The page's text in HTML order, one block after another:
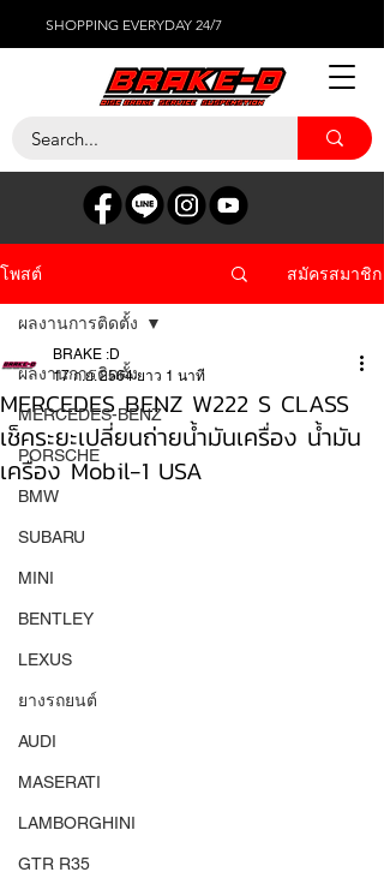
SHOPPING EVERYDAY 24/7
โพสต์ สมัครสมาชิก
ผลงานการติดตั้ง
MERCEDES-BENZ
PORSCHE
BMW
SUBARU
MINI
BENTLEY
LEXUS
ยางรถยนต์
AUDI
MASERATI
LAMBORGHINI
GTR R35
ผลงานการติดตั้ง
MERCEDES BENZ W222 S CLASS
เช็คระยะเปลี่ยนถ่ายน้ำมันเครื่อง น้ำมัน
เครื่อง Mobil-1 USA
BRAKE :D
17 ก.ย. 2564 ยาว 1 นาที